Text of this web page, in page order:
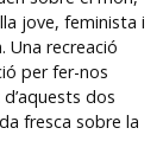
jove, feminista i
Una recreació
per fer-nos
dos
fresca sobre la